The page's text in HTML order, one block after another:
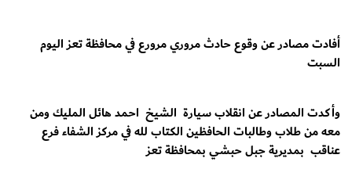
أفادت مصادر عن وقوع حادث مروري مرورع في محافظة تعز اليوم
السبت
وأكدت المصادر عن انقلاب سيارة الشيخ احمد هائل المليك ومن
معه من طلاب وطالبات الحافظين الكتاب لله في مركز الشفاء فرع
عناقب بمديرية جبل حبشي بمحافظة تعز